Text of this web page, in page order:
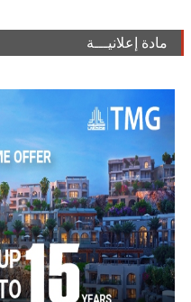
مادة إعلانيـــة